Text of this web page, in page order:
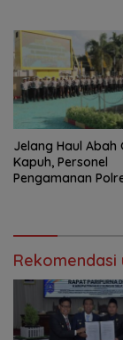
Jelang Haul Abah
Kapuh, Personel
Pengamanan
Rekomendasi